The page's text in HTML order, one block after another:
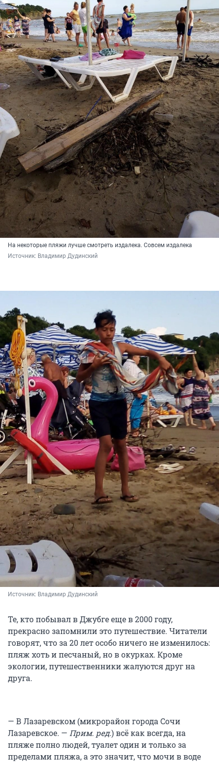
На некоторые пляжи лучше смотреть издалека. Совсем издалека
Источник: Владимир Дудинский
Источник: Владимир Дудинский
Те, кто побывал в Джубге еще в 2000 году,
прекрасно запомнили это путешествие. Читатели
говорят, что за 20 лет особо ничего не изменилось:
пляж хоть и песчаный, но в окурках. Кроме
экологии, путешественники жалуются друг на
друга.
— В Лазаревском (микрорайон города Сочи
Лазаревское. — Прим. ред.) всё как всегда, на
пляже полно людей, туалет один и только за
пределами пляжа, а это значит, что мочи в воде